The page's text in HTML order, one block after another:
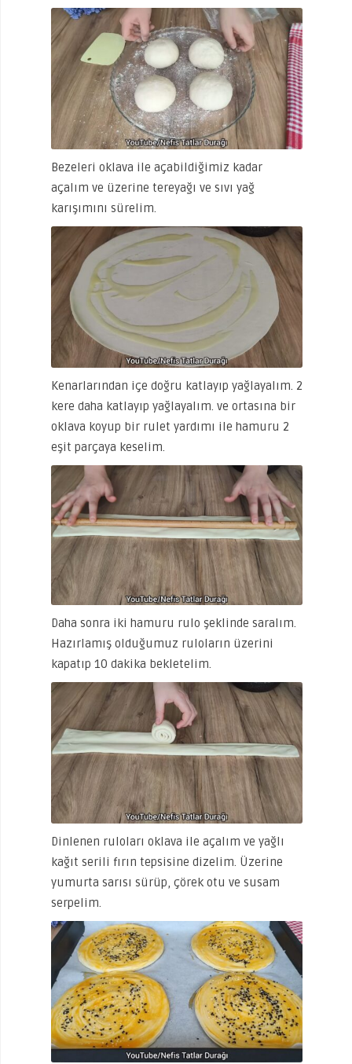
Bezeleri oklava ile açabildiğimiz kadar
açalım ve üzerine tereyağı ve sıvı yağ
karışımını sürelim.
Kenarlarından içe doğru katlayıp yağlayalım. 2
kere daha katlayıp yağlayalım. ve ortasına bir
oklava koyup bir rulet yardımı ile hamuru 2
eşit parçaya keselim.
Daha sonra iki hamuru rulo şeklinde saralım.
Hazırlamış olduğumuz ruloların üzerini
kapatıp 10 dakika bekletelim.
Dinlenen ruloları oklava ile açalım ve yağlı
kağıt serili fırın tepsisine dizelim. Üzerine
yumurta sarısı sürüp, çörek otu ve susam
serpelim.